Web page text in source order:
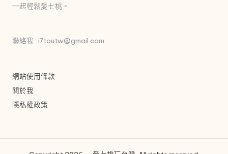
一起輕鬆愛七桃。
聯絡我 : i7toutw@gmail.com
網站使用條款
關於我
隱私權政策